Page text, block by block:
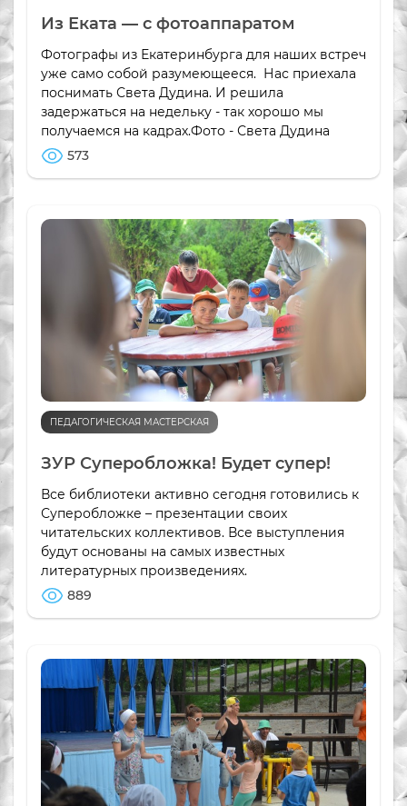
Из Еката — с фотоаппаратом
Фотографы из Екатеринбурга для наших встреч
уже само собой разумеющееся. Нас приехала
поснимать Света Дудина. И решила
задержаться на недельку - так хорошо мы
получаемся на кадрах.Фото - Света Дудина
573
ПЕДАГОГИЧЕСКАЯ МАСТЕРСКАЯ
ЗУР Суперобложка! Будет супер!
Все библиотеки активно сегодня готовились к
Суперобложке – презентации своих
читательских коллективов. Все выступления
будут основаны на самых известных
литературных произведениях.
889